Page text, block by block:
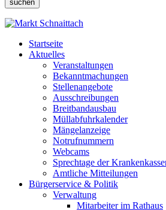
suchen
Startseite
Aktuelles
Veranstaltungen
Bekanntmachungen
Stellenangebote
Ausschreibungen
Breitbandausbau
Müllabfuhrkalender
Mängelanzeige
Notrufnummern
Webcams
Sprechtage der
Amtliche Mitteilungen
Bürgerservice & Politik
Verwaltung
Mitarbeiter im Rathaus